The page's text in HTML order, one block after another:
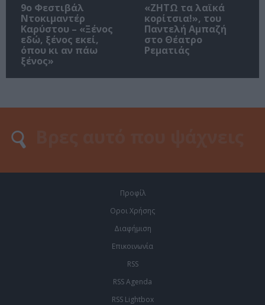
9ο Φεστιβάλ
Ντοκιμαντέρ
Καρύστου – «Ξένος
εδώ, ξένος εκεί,
όπου κι αν πάω
ξένος»
«ΖΗΤΩ τα λαϊκά
κορίτσια!», του
Παντελή Αμπαζή
στο Θέατρο
Ρεματιάς
Προφίλ
Οροι Χρήσης
Διαφήμιση
Επικοινωνία
RSS
RSS Agenda
RSS Lightbox